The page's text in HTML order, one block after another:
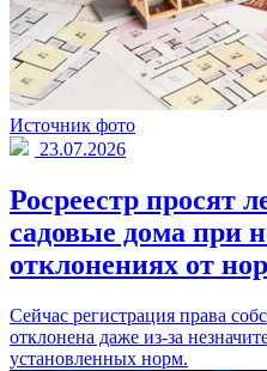
Источник фото
23.07.2026
Росреестр просят
садовые дома при
отклонениях от
Сейчас регистрация права
отклонена даже из-за
установленных норм.